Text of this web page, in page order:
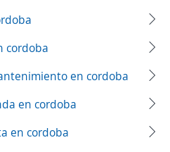
cordoba
en cordoba
en cordoba
en cordoba